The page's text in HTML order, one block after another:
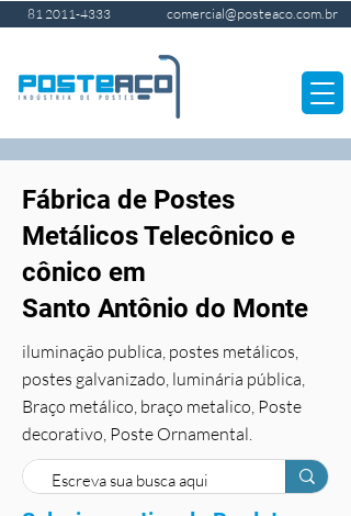
81 2011-4333 comercial@posteaco.com.br
Fábrica de Postes
Metálicos Telecônico e
cônico em
Santo Antônio do Monte
iluminação publica, postes metálicos,
postes galvanizado, luminária pública,
Braço metálico, braço metalico, Poste
decorativo, Poste Ornamental.